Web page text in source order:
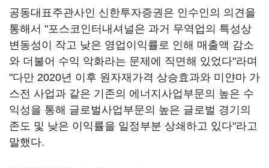
공동대표주관사인 신한투자증권은 인수인의 의견을
통해서 "포스코인터내셔널은 과거 무역업의 특성상
변동성이 작고 낮은 영업이익률로 인해 매출액 감소
와 더불어 수익 악화라는 문제에 직면해 있었다"라며
"다만 2020년 이후 원자재가격 상승효과와 미얀마 가
스전 사업과 같은 기존의 에너지사업부문의 높은 수
익성을 통해 글로벌사업부문의 높은 글로벌 경기의
존도 및 낮은 이익률을 일정부분 상쇄하고 있다"라고
말했다.